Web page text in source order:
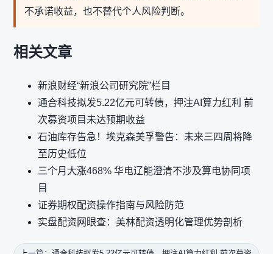
不承诺收益，也不替代个人风险判断。
相关文章
新浪财经“新浪公司研究院”栏目
通合科技拟发5.22亿元可转债，押注AI算力红利 前
次募资项目未达预期收益
石油库存告急！埃克森美孚警告：未来三四周将降
至历史低位
三个月大涨468% 华电辽能澄清不涉及算电协同项
目
证券期权配资操作指南与风险防范
实盘配资网眼查：美林配资透明化管理优势剖析